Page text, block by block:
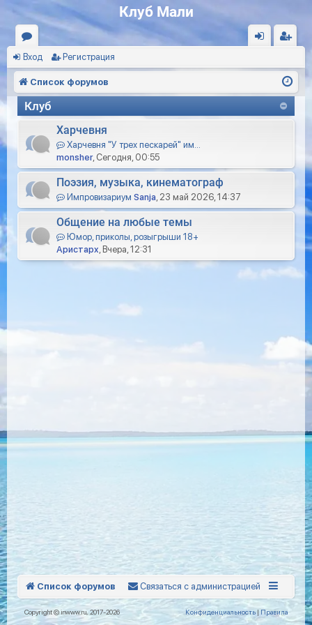
Клуб Мали
ор
ум
ы
ис
тр
ац
Вход Регистрация
Список форумов
Клуб
Харчевня
Харчевня "У трех пескарей" им…
monsher, Сегодня, 00:55
Поэзия, музыка, кинематограф
Импровизариум Sanja, 23 май 2026, 14:37
Общение на любые темы
Юмор, приколы, розыгрыши 18+
Аристарх, Вчера, 12:31
Список форумов Связаться с администрацией
Copyright © inwww.ru, 2017-2026 Конфиденциальность | Правила